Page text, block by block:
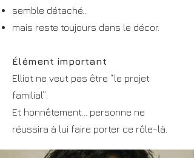
semble détaché…
mais reste toujours dans le décor.
Élément important
Elliot ne veut pas être “le projet
familial”.
Et honnêtement… personne ne
réussira à lui faire porter ce rôle-là.